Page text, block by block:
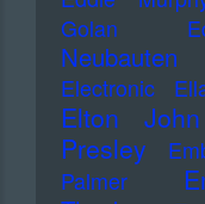
Golan
Neubauten
Electronic
Elton John
Presley
Palmer